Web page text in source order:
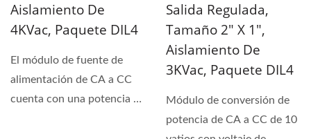
Aislamiento De
4KVac, Paquete DIL4
El módulo de fuente de
alimentación de CA a CC
cuenta con una potencia de
Salida Regulada,
Tamaño 2" X 1",
Aislamiento De
3KVac, Paquete DIL4
Módulo de conversión de
potencia de CA a CC de 10